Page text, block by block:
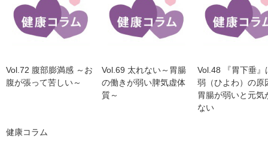
Vol.72 腹部膨満感 ～お
腹が張って苦しい～
Vol.69 太れない～胃腸
の働きが弱い脾気虚体
質～
Vol.48 『胃下垂』
弱（ひよわ）の
胃腸が弱いと元気
ない
健康コラム